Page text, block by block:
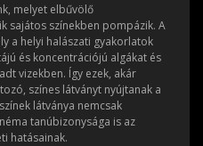
melyet elbűvölő
sajátos színekben pompázik. A
a helyi halászati gyakorlatok
és koncentrációjú algákat és
vizekben. Így ezek, akár
színes látványt nyújtanak a
látványa nemcsak
tanúbizonysága is az
hatásainak.